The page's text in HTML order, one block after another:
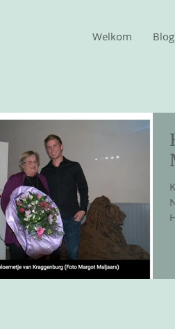
Welkom Blog